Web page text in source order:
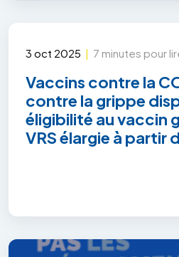
3 oct 2025 | 7 minutes pour
Vaccins contre la
contre la grippe
éligibilité au vaccin
VRS élargie à partir